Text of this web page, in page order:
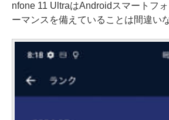
nfone 11 UltraはAndroidスマートフ
ーマンスを備えていることは間違いな